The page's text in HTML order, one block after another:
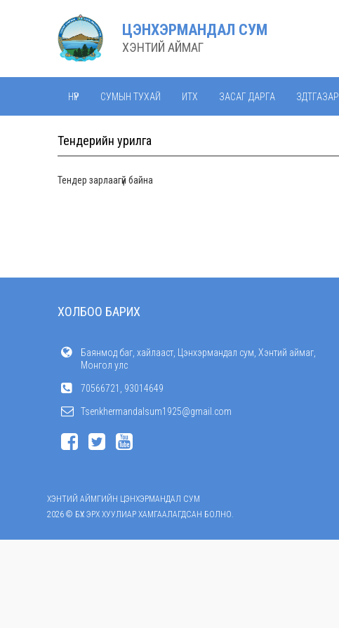
ЦЭНХЭРМАНДАЛ СУМ
ХЭНТИЙ АЙМАГ
НҮҮР СУМЫН ТУХАЙ ИТХ ЗАСАГ ДАРГА ЗДТГАЗАР
Тендерийн урилга
Тендер зарлаагүй байна
ХОЛБОО БАРИХ
Баянмод баг, хайлааст, Цэнхэрмандал сум, Хэнтий аймаг,
Монгол улс
70566721, 93014649
Tsenkhermandalsum1925@gmail.com
ХЭНТИЙ АЙМГИЙН ЦЭНХЭРМАНДАЛ СУМ
2026 © БҮХ ЭРХ ХУУЛИАР ХАМГААЛАГДСАН БОЛНО.